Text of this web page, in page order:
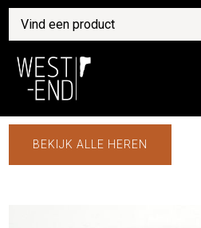
BEKIJK ALLE HEREN